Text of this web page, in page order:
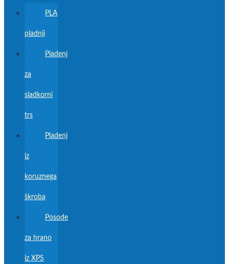
PLA
pladnji
Pladenj
za
sladkorni
trs
Pladenj
iz
koruznega
škroba
Posode
za hrano
iz XPS